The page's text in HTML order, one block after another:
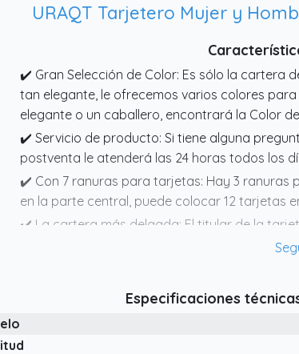
URAQT Tarjetero Mujer y
✔️ Gran Selección de Color: Es sólo la cartera
tan elegante, le ofrecemos varios colores
elegante o un caballero, encontrará la Color
✔️ Servicio de producto: Si tiene alguna
postventa le atenderá las 24 horas todos los
✔️ Con 7 ranuras para tarjetas: Hay 3
en la parte central, puede colocar 12 tarjetas
✔️ La cartera más delgada: El titular de la
increíblemente suave. Su figura delgada
ligero en peso (0,7 oz solamente)
Especificaciones